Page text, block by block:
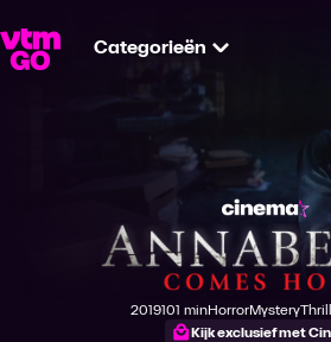
Categorieën
2019
Tijdsduur
101 min
Genre
Horror
Genre
Mystery
Genre
Kijk exclusief met